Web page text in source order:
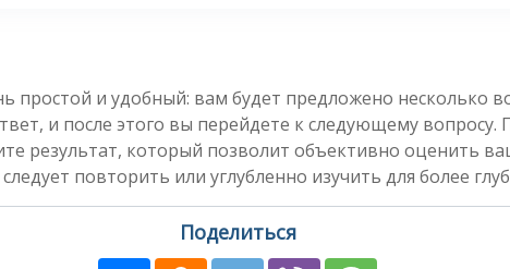
простой и удобный: вам будет предложено несколько
и после этого вы перейдете к следующему вопросу.
результат, который позволит объективно оценить
повторить или углубленно изучить для более
Поделиться